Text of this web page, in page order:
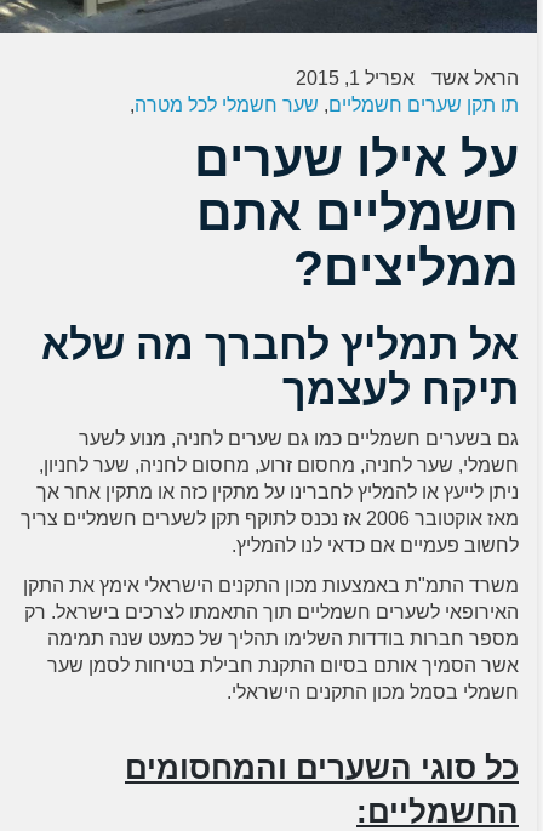
הראל אשד
אפריל 1, 2015
תו תקן שערים חשמליים, שער חשמלי לכל מטרה,
על אילו שערים
חשמליים אתם
ממליצים?
אל תמליץ לחברך מה שלא
תיקח לעצמך
גם בשערים חשמליים כמו גם שערים לחניה, מנוע לשער
חשמלי, שער לחניה, מחסום זרוע, מחסום לחניה, שער לחניון,
ניתן לייעץ או להמליץ לחברינו על מתקין כזה או מתקין אחר אך
מאז אוקטובר 2006 אז נכנס לתוקף תקן לשערים חשמליים צריך
לחשוב פעמיים אם כדאי לנו להמליץ.
משרד התמ"ת באמצעות מכון התקנים הישראלי אימץ את התקן
האירופאי לשערים חשמליים תוך התאמתו לצרכים בישראל. רק
מספר חברות בודדות השלימו תהליך של כמעט שנה תמימה
אשר הסמיך אותם בסיום התקנת חבילת בטיחות לסמן שער
חשמלי בסמל מכון התקנים הישראלי.
כל סוגי השערים והמחסומים
החשמליים: